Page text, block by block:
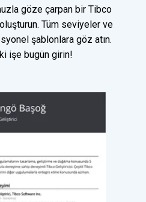
göze çarpan bir Tibco
Tüm seviyeler ve
şablonlara göz atın.
işe bugün girin!